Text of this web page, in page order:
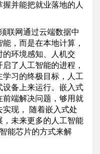
并能把就业落地的人
联网通过云端数据中
，而是在本地计算，
环境感知、人机交
了人工智能的进程，
习的终极目标，人工
设备上来运行。嵌入式
前端解决问题，够用就
现，
随着嵌入式处
未来更多的人工智能
能芯片的方式来解